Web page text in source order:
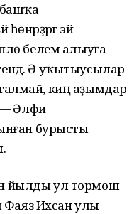
башҡа
эйә
белем алыуға
Ә уҡытыусылар
киң аҙымдар
Әлфиә
бурысты
йылды ул тормош
Фаяз Ихсан улы